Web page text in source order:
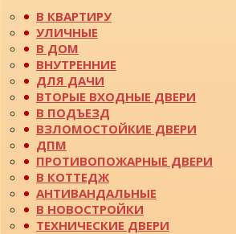
В КВАРТИРУ
УЛИЧНЫЕ
В ДОМ
ВНУТРЕННИЕ
ДЛЯ ДАЧИ
ВТОРЫЕ ВХОДНЫЕ ДВЕРИ
В ПОДЪЕЗД
ВЗЛОМОСТОЙКИЕ ДВЕРИ
ДПМ
ПРОТИВОПОЖАРНЫЕ ДВЕРИ
В КОТТЕДЖ
АНТИВАНДАЛЬНЫЕ
В НОВОСТРОЙКИ
ТЕХНИЧЕСКИЕ ДВЕРИ